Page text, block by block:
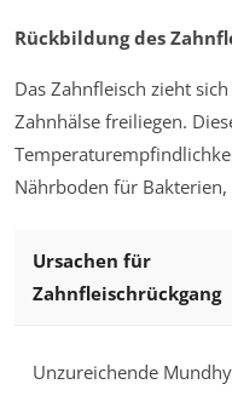
Rückbildung des
Das Zahnfleisch zieht
Zahnhälse freiliegen.
Nährboden für
Ursachen für
Zahnfleischrückgang
Unzureichende